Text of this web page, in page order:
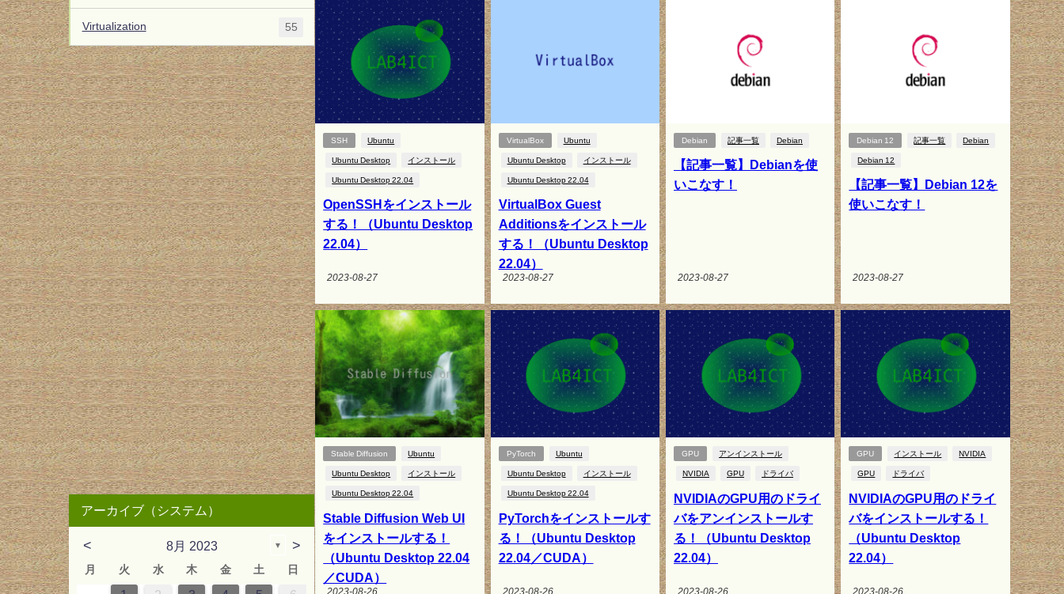
SSH Ubuntu
Ubuntu Desktop インストール
Ubuntu Desktop 22.04
OpenSSHをインストール
する！（Ubuntu Desktop
22.04）
2023-08-27
VirtualBox Ubuntu
Ubuntu Desktop インストール
Ubuntu Desktop 22.04
VirtualBox Guest
Additionsをインストール
する！（Ubuntu Desktop
22.04）
2023-08-27
Debian 記事一覧 Debian
【記事一覧】Debianを使
いこなす！
2023-08-27
Debian 12 記事一覧 Debian
Debian 12
【記事一覧】Debian 12を
使いこなす！
2023-08-27
Stable Diffusion Ubuntu
Ubuntu Desktop インストール
Ubuntu Desktop 22.04
Stable Diffusion Web UI
をインストールする！
（Ubuntu Desktop 22.04
／CUDA）
2023-08-26
PyTorch Ubuntu
Ubuntu Desktop インストール
Ubuntu Desktop 22.04
PyTorchをインストールす
る！（Ubuntu Desktop
22.04／CUDA）
2023-08-26
GPU アンインストール
NVIDIA GPU ドライバ
NVIDIAのGPU用のドライ
バをアンインストールす
る！（Ubuntu Desktop
22.04）
2023-08-26
GPU インストール NVIDIA
GPU ドライバ
NVIDIAのGPU用のドライ
バをインストールする！
（Ubuntu Desktop
22.04）
2023-08-26
Virtualization 55
アーカイブ（システム）
< 8月 2023 ▼ >
月 火 水 木 金 土 日